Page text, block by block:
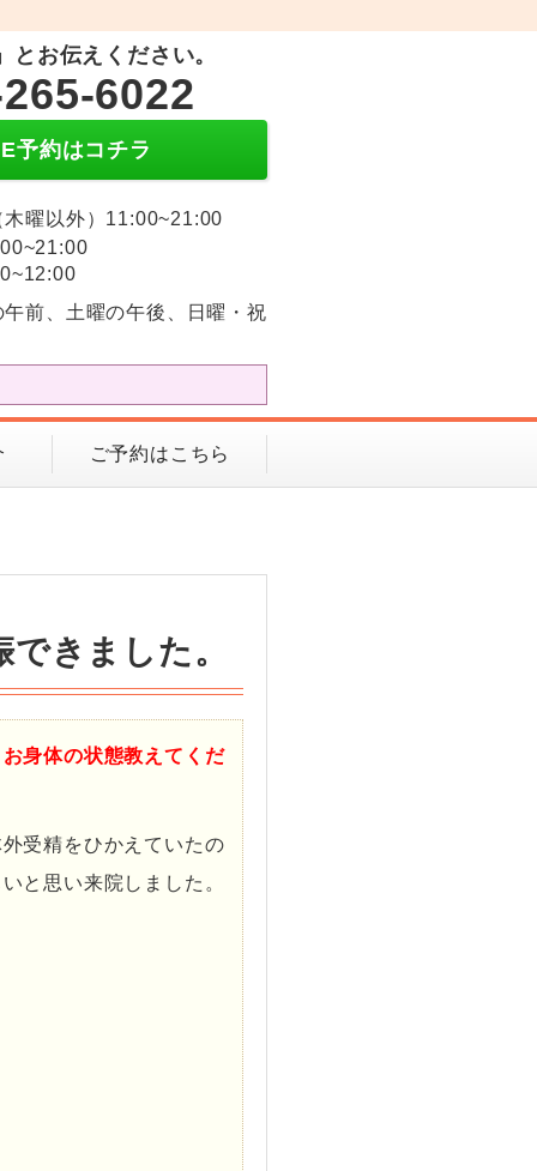
とお伝えください。
6022
予約はコチラ
木曜以外）11:00~21:00
午前、土曜の午後、日曜・祝
ご予約はこちら
きました。
身体の状態教えてくだ
受精をひかえていたの
と思い来院しました。